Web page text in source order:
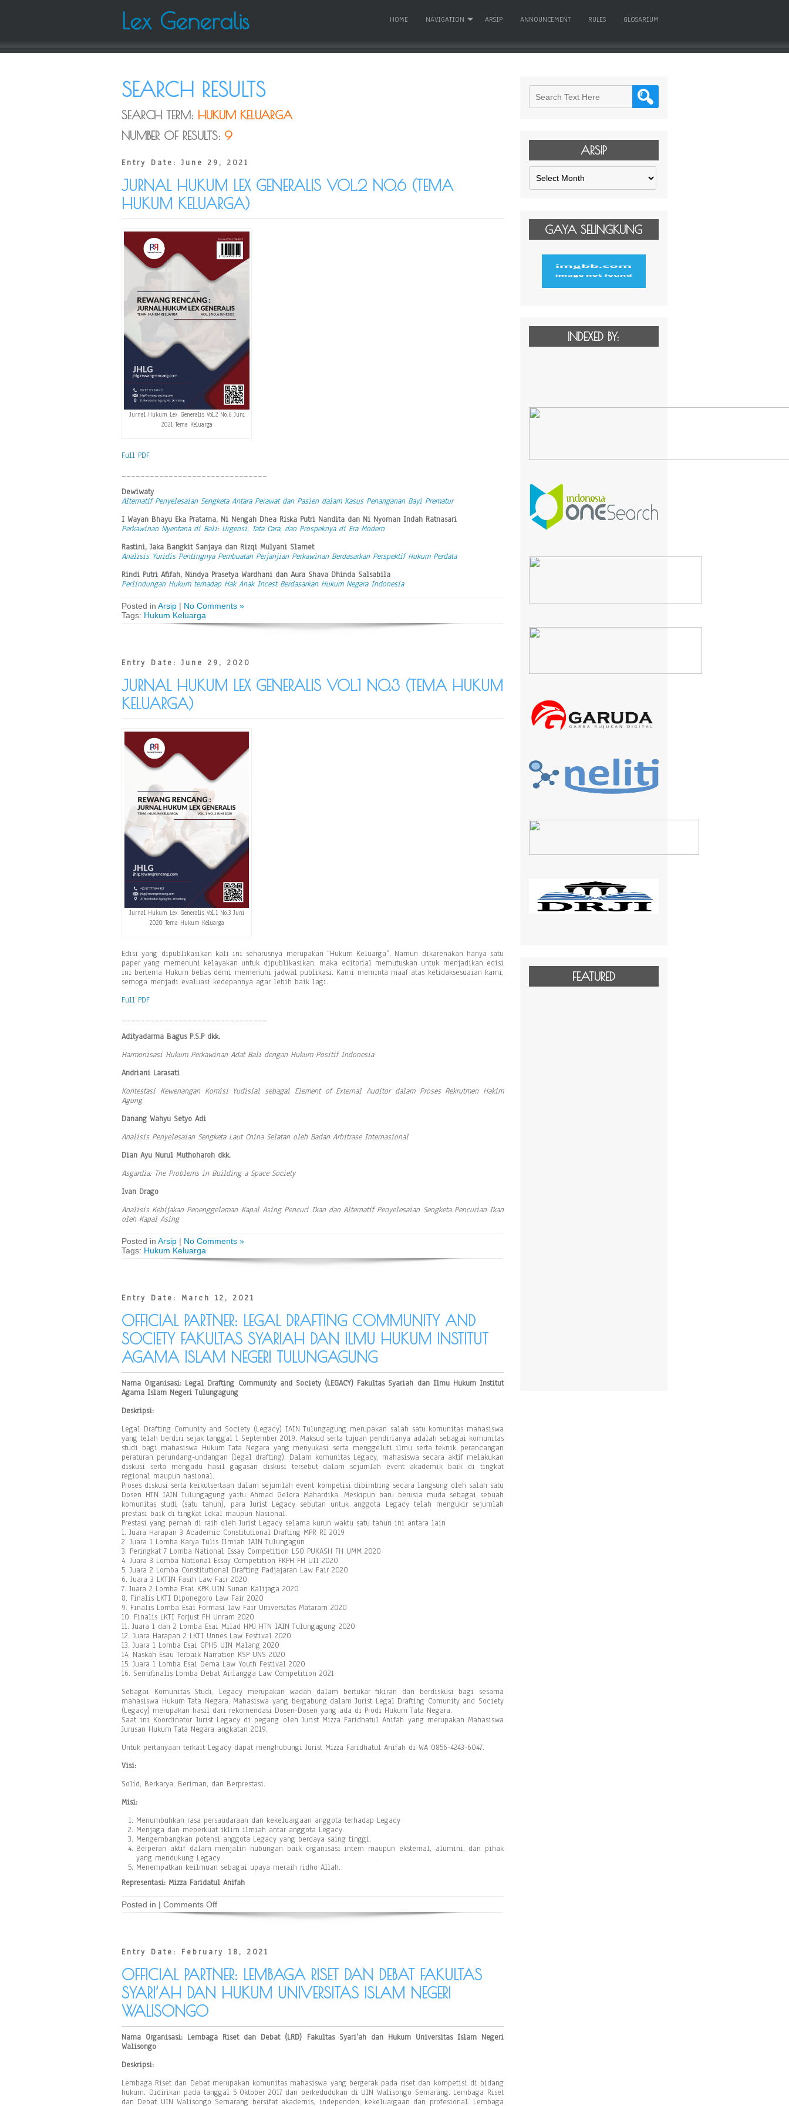
Lex Generalis HOME NAVIGATION ARSIP ANNOUNCEMENT RULES GLOSARIUM
SEARCH RESULTS
SEARCH TERM: HUKUM KELUARGA
NUMBER OF RESULTS: 9
Entry Date: June 29, 2021
JURNAL HUKUM LEX GENERALIS VOL.2 NO.6 (TEMA
HUKUM KELUARGA)
Jurnal Hukum Lex Generalis Vol.2 No.6 Juni
2021 Tema Keluarga
Full PDF
_______________________________
Dewiwaty
Alternatif Penyelesaian Sengketa Antara Perawat dan Pasien dalam Kasus Penanganan Bayi Prematur
I Wayan Bhayu Eka Pratama, Ni Nengah Dhea Riska Putri Nandita dan Ni Nyoman Indah Ratnasari
Perkawinan Nyentana di Bali: Urgensi, Tata Cara, dan Prospeknya di Era Modern
Rastini, Jaka Bangkit Sanjaya dan Rizqi Mulyani Slamet
Analisis Yuridis Pentingnya Pembuatan Perjanjian Perkawinan Berdasarkan Perspektif Hukum Perdata
Rindi Putri Afifah, Nindya Prasetya Wardhani dan Aura Shava Dhinda Salsabila
Perlindungan Hukum terhadap Hak Anak Incest Berdasarkan Hukum Negara Indonesia
Posted in Arsip | No Comments »
Tags: Hukum Keluarga
Entry Date: June 29, 2020
JURNAL HUKUM LEX GENERALIS VOL.1 NO.3 (TEMA HUKUM
KELUARGA)
Jurnal Hukum Lex Generalis Vol.1 No.3 Juni
2020 Tema Hukum Keluarga
Edisi yang dipublikasikan kali ini seharusnya merupakan “Hukum Keluarga”. Namun dikarenakan hanya satu
paper yang memenuhi kelayakan untuk dipublikasikan, maka editorial memutuskan untuk menjadikan edisi
ini bertema Hukum bebas demi memenuhi jadwal publikasi. Kami meminta maaf atas ketidaksesuaian kami,
semoga menjadi evaluasi kedepannya agar lebih baik lagi.
Full PDF
_______________________________
Adityadarma Bagus P.S.P dkk.
Harmonisasi Hukum Perkawinan Adat Bali dengan Hukum Positif Indonesia
Andriani Larasati
Kontestasi Kewenangan Komisi Yudisial sebagai Element of External Auditor dalam Proses Rekrutmen Hakim
Agung
Danang Wahyu Setyo Adi
Analisis Penyelesaian Sengketa Laut China Selatan oleh Badan Arbitrase Internasional
Dian Ayu Nurul Muthoharoh dkk.
Asgardia: The Problems in Building a Space Society
Ivan Drago
Analisis Kebijakan Penenggelaman Kapal Asing Pencuri Ikan dan Alternatif Penyelesaian Sengketa Pencurian Ikan
oleh Kapal Asing
Posted in Arsip | No Comments »
Tags: Hukum Keluarga
Entry Date: March 12, 2021
OFFICIAL PARTNER: LEGAL DRAFTING COMMUNITY AND
SOCIETY FAKULTAS SYARIAH DAN ILMU HUKUM INSTITUT
AGAMA ISLAM NEGERI TULUNGAGUNG
Nama Organisasi: Legal Drafting Community and Society (LEGACY) Fakultas Syariah dan Ilmu Hukum Institut
Agama Islam Negeri Tulungagung
Deskripsi:
Legal Drafting Comunity and Society (Legacy) IAIN Tulungagung merupakan salah satu komunitas mahasiswa
yang telah berdiri sejak tanggal 1 September 2019. Maksud serta tujuan pendirianya adalah sebagai komunitas
studi bagi mahasiswa Hukum Tata Negara yang menyukasi serta menggeluti ilmu serta teknik perancangan
peraturan perundang-undangan (legal drafting). Dalam komunitas Legacy, mahasiswa secara aktif melakukan
diskusi serta mengadu hasil gagasan diskusi tersebut dalam sejumlah event akademik baik di tingkat
regional maupun nasional.
Proses diskusi serta keikutsertaan dalam sejumlah event kompetisi dibimbing secara langsung oleh salah satu
Dosen HTN IAIN Tulungagung yaitu Ahmad Gelora Mahardika. Meskipun baru berusia muda sebagai sebuah
komunitas studi (satu tahun), para Jurist Legacy sebutan untuk anggota Legacy telah mengukir sejumlah
prestasi baik di tingkat Lokal maupun Nasional.
Prestasi yang pernah di raih oleh Jurist Legacy selama kurun waktu satu tahun ini antara lain
1. Juara Harapan 3 Academic Constitutional Drafting MPR RI 2019
2. Juara 1 Lomba Karya Tulis Ilmiah IAIN Tulungagun
3. Peringkat 7 Lomba National Essay Competition LSO PUKASH FH UMM 2020
4. Juara 3 Lomba National Essay Competition FKPH FH UII 2020
5. Juara 2 Lomba Constitutional Drafting Padjajaran Law Fair 2020
6. Juara 3 LKTIN Fasih Law Fair 2020.
7. Juara 2 Lomba Esai KPK UIN Sunan Kalijaga 2020
8. Finalis LKTI Diponegoro Law Fair 2020
9. Finalis Lomba Esai Formasi law Fair Universitas Mataram 2020
10. Finalis LKTI Forjust FH Unram 2020
11. Juara 1 dan 2 Lomba Esai Milad HMJ HTN IAIN Tulungagung 2020
12. Juara Harapan 2 LKTI Unnes Law Festival 2020
13. Juara 1 Lomba Esai GPHS UIN Malang 2020
14. Naskah Esau Terbaik Narration KSP UNS 2020
15. Juara 1 Lomba Esai Dema Law Youth Festival 2020
16. Semifinalis Lomba Debat Airlangga Law Competition 2021
Sebagai Komunitas Studi, Legacy merupakan wadah dalam bertukar fikiran dan berdiskusi bagi sesama
mahasiswa Hukum Tata Negara. Mahasiswa yang bergabung dalam Jurist Legal Drafting Comunity and Society
(Legacy) merupakan hasil dari rekomendasi Dosen-Dosen yang ada di Prodi Hukum Tata Negara.
Saat ini Koordinator Jurist Legacy di pegang oleh Jurist Mizza Faridhatul Anifah yang merupakan Mahasiswa
Jurusan Hukum Tata Negara angkatan 2019.
Untuk pertanyaan terkait Legacy dapat menghubungi Jurist Mizza Faridhatul Anifah di WA 0856-4243-6047.
Visi:
Solid, Berkarya, Beriman, dan Berprestasi.
Misi:
Menumbuhkan rasa persaudaraan dan kekeluargaan anggota terhadap Legacy
Menjaga dan meperkuat iklim ilmiah antar anggota Legacy.
Mengembangkan potensi anggota Legacy yang berdaya saing tinggi.
Berperan aktif dalam menjalin hubungan baik organisasi intern maupun eksternal, alumini, dan pihak
yang mendukung Legacy.
Menempatkan keilmuan sebagai upaya meraih ridho Allah.
Representasi: Mizza Faridatul Anifah
Posted in | Comments Offon
Official
Community
Society
Fakultas
Syariah
dan
Institut
Agama
Entry Date: February 18, 2021
OFFICIAL PARTNER: LEMBAGA RISET DAN DEBAT FAKULTAS
SYARI’AH DAN HUKUM UNIVERSITAS ISLAM NEGERI
WALISONGO
Nama Organisasi: Lembaga Riset dan Debat (LRD) Fakultas Syari’ah dan Hukum Universitas Islam Negeri
Walisongo
Deskripsi:
Lembaga Riset dan Debat merupakan komunitas mahasiswa yang bergerak pada riset dan kompetisi di bidang
hukum. Didirikan pada tanggal 5 Oktober 2017 dan berkedudukan di UIN Walisongo Semarang. Lembaga Riset
dan Debat UIN Walisongo Semarang bersifat akademis, independen, kekeluargaan dan profesional. Lembaga
ARSIP
Arsip
GAYA SELINGKUNG
INDEXED BY:
FEATURED